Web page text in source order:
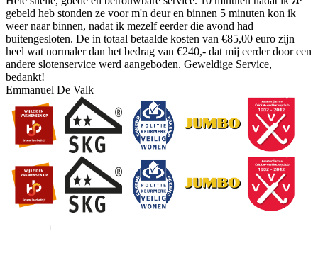
gebeld heb stonden ze voor m'n deur en binnen 5 minuten kon ik
weer naar binnen, nadat ik mezelf eerder die avond had
buitengesloten. De in totaal betaalde kosten van €85,00 euro zijn
heel wat normaler dan het bedrag van €240,- dat mij eerder door een
andere slotenservice werd aangeboden. Geweldige Service,
bedankt!
Emmanuel De Valk